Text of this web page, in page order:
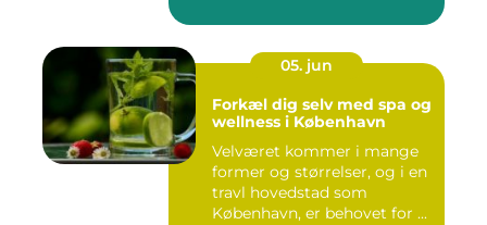
05. jun
Forkæl dig selv med spa og
wellness i København
Velværet kommer i mange
former og størrelser, og i en
travl hovedstad som
København, er behovet for ...